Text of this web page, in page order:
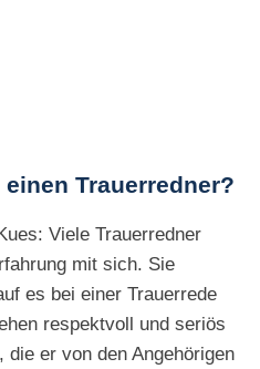
Trauerredner?
Viele Trauerredner
mit sich. Sie
es bei einer Trauerrede
respektvoll und seriös
er von den Angehörigen